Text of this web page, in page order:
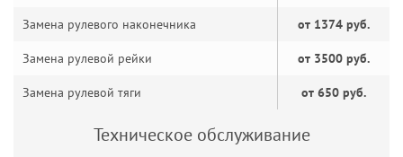
Замена рулевого наконечника от 1374 руб.
Замена рулевой рейки от 3500 руб.
Замена рулевой тяги от 650 руб.
Техническое обслуживание